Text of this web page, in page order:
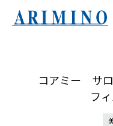
コアミー サ
フ